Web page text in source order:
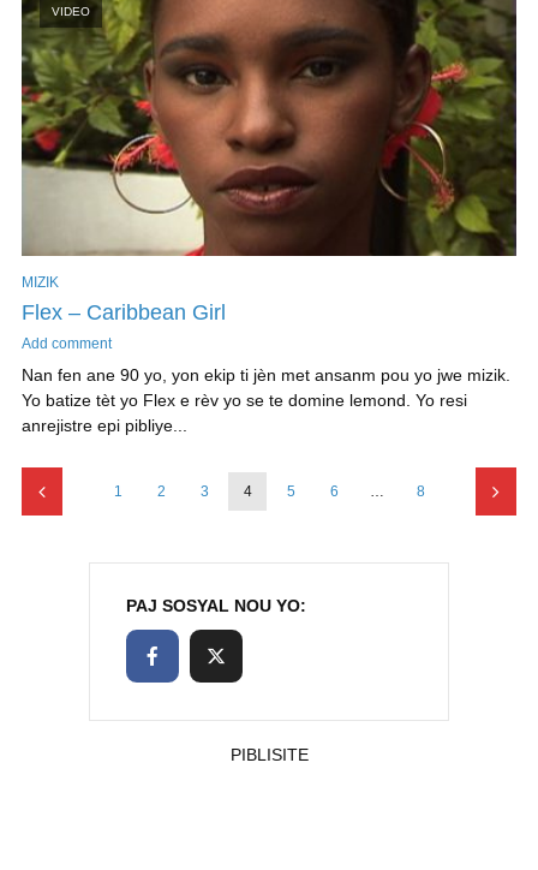
VIDEO
MIZIK
Flex – Caribbean Girl
Add comment
Nan fen ane 90 yo, yon ekip ti jèn met ansanm pou yo jwe mizik.
Yo batize tèt yo Flex e rèv yo se te domine lemond. Yo resi
anrejistre epi pibliye...
1 2 3 4 5 6 … 8
PAJ SOSYAL NOU YO:
PIBLISITE